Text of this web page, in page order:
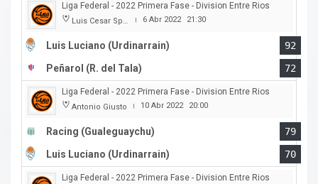
Liga Federal - 2022 Primera Fase - Division Entre Rios
Luis Cesar Spiazzi | 6 Abr 2022 21:30
Luis Luciano (Urdinarrain)
92
Peñarol (R. del Tala)
72
Liga Federal - 2022 Primera Fase - Division Entre Rios
Antonio Giusto | 10 Abr 2022 20:00
Racing (Gualeguaychu)
79
Luis Luciano (Urdinarrain)
70
Liga Federal - 2022 Primera Fase - Division Entre Rios